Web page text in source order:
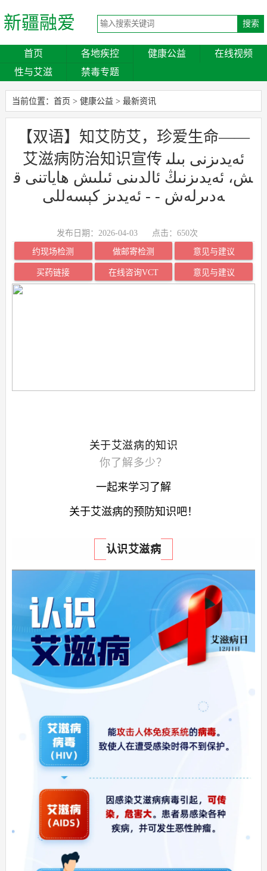
新疆融爱
首页 各地疾控 健康公益
在线视频
性与艾滋
禁毒专题
当前位置： 首页 > 健康公益 > 最新资讯
【双语】知艾防艾，珍爱生命——
艾滋病防治知识宣传 ئەيدىزنى بىلى
ش، ئەيدىزنىڭ ئالدىنى ئىلىش ھاياتنى ق
ەدىرلەش - - ئەيدىز كېسەللى
发布日期：2026-04-03 点击：650次
约现场检测 做邮寄检测 意见与建议
买药链接 在线咨询VCT 意见与建议
关于艾滋病的知识
你了解多少？
一起来学习了解
关于艾滋病的预防知识吧！
认识艾滋病